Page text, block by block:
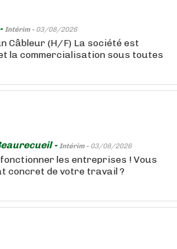
Intérim - 03/08/2026
Câbleur (H/F) La société est
la commercialisation sous toutes
-Intérim - 03/08/2026
les entreprises ! Vous
concret de votre travail ?